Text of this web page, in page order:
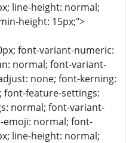
line-height: normal;
height: 15px;">
font-variant-numeric:
normal; font-variant-
none; font-kerning:
font-feature-settings:
normal; font-variant-
normal; font-
line-height: normal;